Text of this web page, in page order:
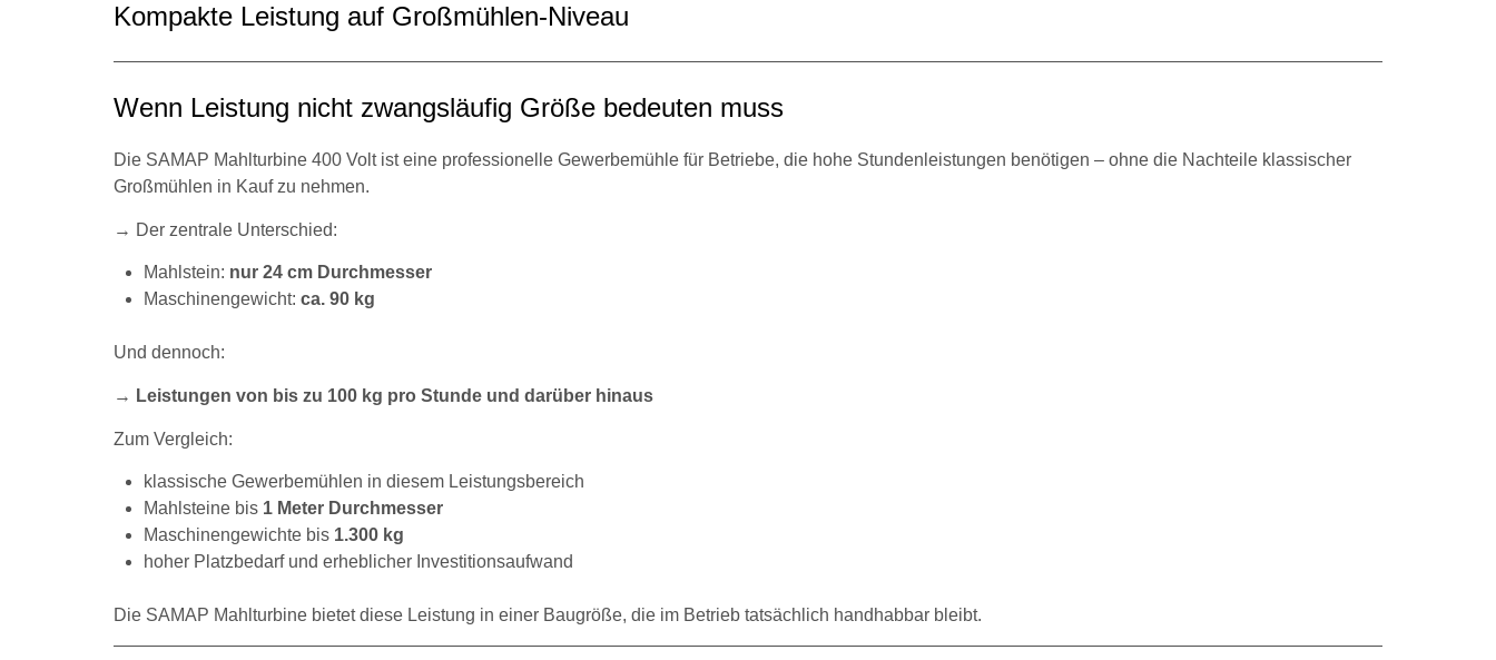
Kompakte Leistung auf Großmühlen-Niveau
Wenn Leistung nicht zwangsläufig Größe bedeuten muss
Die SAMAP Mahlturbine 400 Volt ist eine professionelle Gewerbemühle für Betriebe, die hohe Stundenleistungen benötigen – ohne die Nachteile klassischer
Großmühlen in Kauf zu nehmen.
→ Der zentrale Unterschied:
Mahlstein: nur 24 cm Durchmesser
Maschinengewicht: ca. 90 kg
Und dennoch:
→ Leistungen von bis zu 100 kg pro Stunde und darüber hinaus
Zum Vergleich:
klassische Gewerbemühlen in diesem Leistungsbereich
Mahlsteine bis 1 Meter Durchmesser
Maschinengewichte bis 1.300 kg
hoher Platzbedarf und erheblicher Investitionsaufwand
Die SAMAP Mahlturbine bietet diese Leistung in einer Baugröße, die im Betrieb tatsächlich handhabbar bleibt.